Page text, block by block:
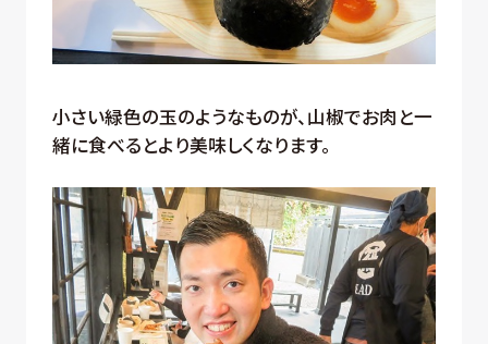
小さい緑色の玉のようなものが、山椒でお肉と一
緒に食べるとより美味しくなります。